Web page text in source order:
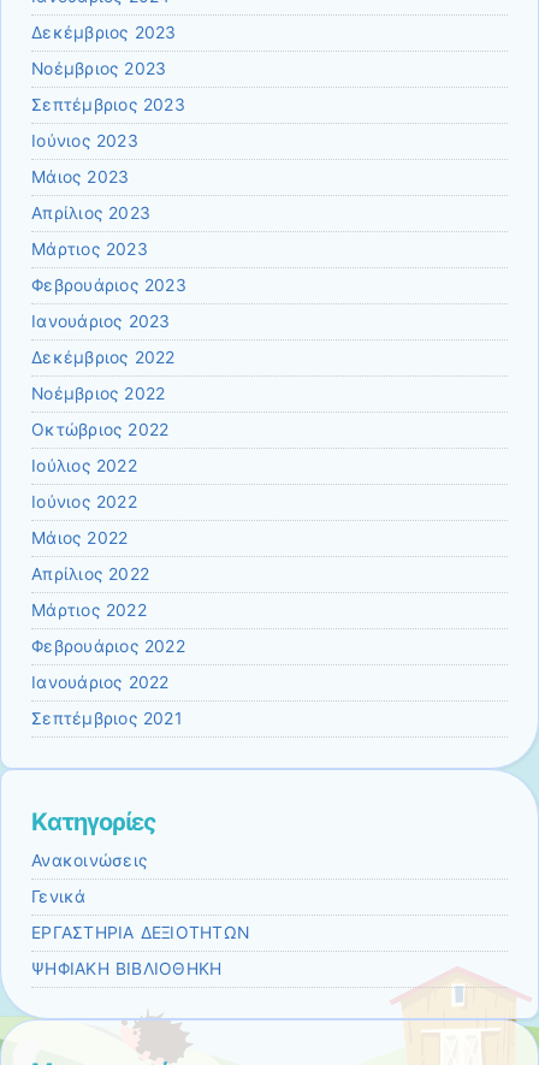
Δεκέμβριος 2023
Νοέμβριος 2023
Σεπτέμβριος 2023
Ιούνιος 2023
Μάιος 2023
Απρίλιος 2023
Μάρτιος 2023
Φεβρουάριος 2023
Ιανουάριος 2023
Δεκέμβριος 2022
Νοέμβριος 2022
Οκτώβριος 2022
Ιούλιος 2022
Ιούνιος 2022
Μάιος 2022
Απρίλιος 2022
Μάρτιος 2022
Φεβρουάριος 2022
Ιανουάριος 2022
Σεπτέμβριος 2021
Kατηγορίες
Ανακοινώσεις
Γενικά
ΕΡΓΑΣΤΗΡΙΑ ΔΕΞΙΟΤΗΤΩΝ
ΨΗΦΙΑΚΗ ΒΙΒΛΙΟΘΗΚΗ